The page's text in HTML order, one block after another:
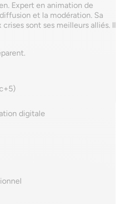
Expert en animation de
et la modération. Sa
sont ses meilleurs alliés. Il
digitale